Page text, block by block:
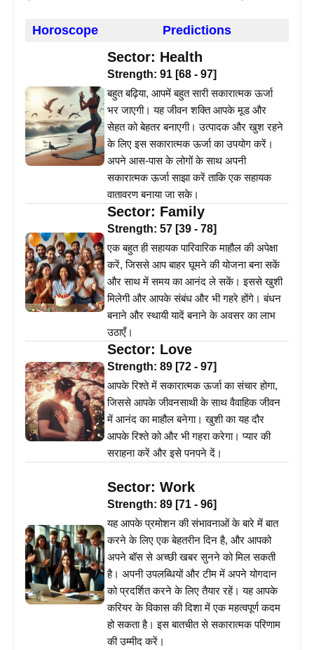
Horoscope Predictions
Sector: Health
Strength: 91 [68 - 97]
बहुत बढ़िया, आपमें बहुत सारी सकारात्मक ऊर्जा
भर जाएगी। यह जीवन शक्ति आपके मूड और
सेहत को बेहतर बनाएगी। उत्पादक और खुश रहने
के लिए इस सकारात्मक ऊर्जा का उपयोग करें।
अपने आस-पास के लोगों के साथ अपनी
सकारात्मक ऊर्जा साझा करें ताकि एक सहायक
वातावरण बनाया जा सके।
Sector: Family
Strength: 57 [39 - 78]
एक बहुत ही सहायक पारिवारिक माहौल की अपेक्षा
करें, जिससे आप बाहर घूमने की योजना बना सकें
और साथ में समय का आनंद ले सकें। इससे खुशी
मिलेगी और आपके संबंध और भी गहरे होंगे। बंधन
बनाने और स्थायी यादें बनाने के अवसर का लाभ
उठाएँ।
Sector: Love
Strength: 89 [72 - 97]
आपके रिश्ते में सकारात्मक ऊर्जा का संचार होगा,
जिससे आपके जीवनसाथी के साथ वैवाहिक जीवन
में आनंद का माहौल बनेगा। खुशी का यह दौर
आपके रिश्ते को और भी गहरा करेगा। प्यार की
सराहना करें और इसे पनपने दें।
Sector: Work
Strength: 89 [71 - 96]
यह आपके प्रमोशन की संभावनाओं के बारे में बात
करने के लिए एक बेहतरीन दिन है, और आपको
अपने बॉस से अच्छी खबर सुनने को मिल सकती
है। अपनी उपलब्धियों और टीम में अपने योगदान
को प्रदर्शित करने के लिए तैयार रहें। यह आपके
करियर के विकास की दिशा में एक महत्वपूर्ण कदम
हो सकता है। इस बातचीत से सकारात्मक परिणाम
की उम्मीद करें।